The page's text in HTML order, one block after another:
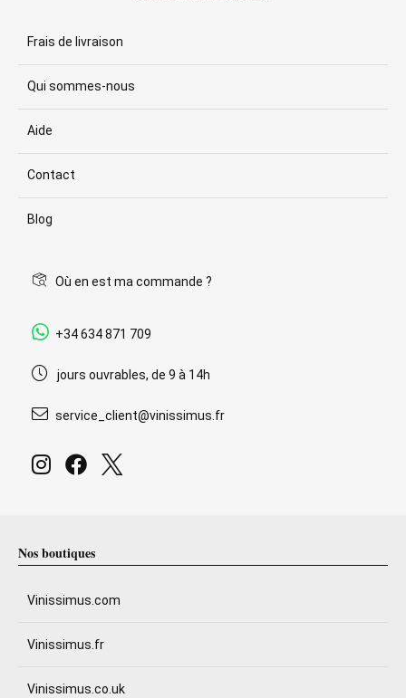
Frais de livraison
Qui sommes-nous
Aide
Contact
Blog
Où en est ma commande ?
+34 634 871 709
jours ouvrables, de 9 à 14h
service_client@vinissimus.fr
Nos boutiques
Vinissimus.com
Vinissimus.fr
Vinissimus.co.uk